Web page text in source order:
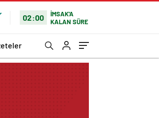
02:00
İMSAK'A
KALAN SÜRE